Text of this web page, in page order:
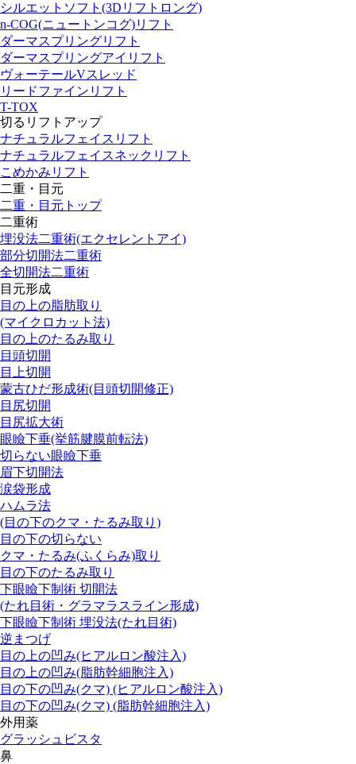
シルエットソフト(3Dリフトロング)
n-COG(ニュートンコグ)リフト
ダーマスプリングリフト
ダーマスプリングアイリフト
ヴォーテールVスレッド
リードファインリフト
T-TOX
切るリフトアップ
ナチュラルフェイスリフト
ナチュラルフェイスネックリフト
こめかみリフト
二重・目元
二重・目元トップ
二重術
埋没法二重術(エクセレントアイ)
部分切開法二重術
全切開法二重術
目元形成
目の上の脂肪取り
(マイクロカット法)
目の上のたるみ取り
目頭切開
目上切開
蒙古ひだ形成術(目頭切開修正)
目尻切開
目尻拡大術
眼瞼下垂(挙筋腱膜前転法)
切らない眼瞼下垂
眉下切開法
涙袋形成
ハムラ法
(目の下のクマ・たるみ取り)
目の下の切らない
クマ・たるみ(ふくらみ)取り
目の下のたるみ取り
下眼瞼下制術 切開法
(たれ目術・グラマラスライン形成)
下眼瞼下制術 埋没法(たれ目術)
逆まつげ
目の上の凹み(ヒアルロン酸注入)
目の上の凹み(脂肪幹細胞注入)
目の下の凹み(クマ) (ヒアルロン酸注入)
目の下の凹み(クマ) (脂肪幹細胞注入)
外用薬
グラッシュビスタ
鼻